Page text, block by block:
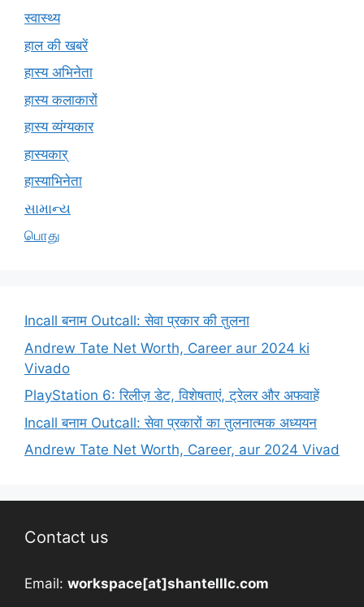
स्वास्थ्य
हाल की खबरें
हास्य अभिनेता
हास्य कलाकारों
हास्य व्यंग्यकार
हास्यकार्
हास्याभिनेता
સામાન્ય
பொது
Incall बनाम Outcall: सेवा प्रकार की तुलना
Andrew Tate Net Worth, Career aur 2024 ki
Vivado
PlayStation 6: रिलीज़ डेट, विशेषताएं, ट्रेलर और अफवाहें
Incall बनाम Outcall: सेवा प्रकारों का तुलनात्मक अध्ययन
Andrew Tate Net Worth, Career, aur 2024 Vivad
Contact us
Email: workspace[at]shantelllc.com